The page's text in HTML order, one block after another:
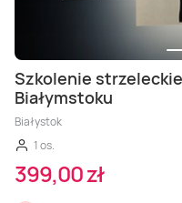
Szkolenie
Białymstoku
Białystok
1 os.
399,00 zł